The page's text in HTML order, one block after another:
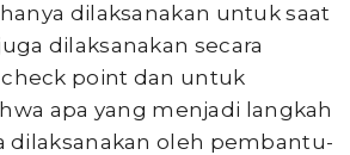
dilaksanakan untuk saat
dilaksanakan secara
check point dan untuk
apa yang menjadi langkah
dilaksanakan oleh pembantu-